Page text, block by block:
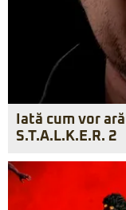
Iată cum vor
S.T.A.L.K.E.R. 2